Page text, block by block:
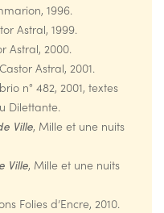
1996.
Astral, 1999.
Astral, 2000.
Astral, 2001.
n° 482, 2001, textes
Dilettante.
Ville, Mille et une nuits
Ville, Mille et une nuits
Folies d’Encre, 2010.